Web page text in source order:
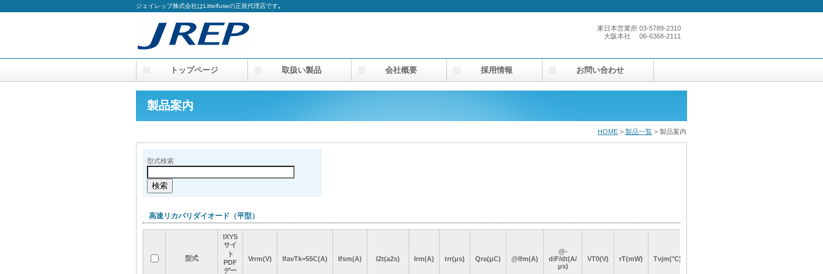
ジェイレップ株式会社はLittelfuseの正規代理店です｡
東日本営業所 03-5789-2310
大阪本社 06-6368-2111
製品案内
HOME> 製品一覧> 製品案内
型式検索
高速リカバリダイオード（平型）
型式
IXYS
サイ
ト
PDF
デー
Vrrm(V) IfavTk=55C(A) Ifsm(A) I2t(a2s) Irm(A) trr(μs) Qra(μC) @Ifm(A)
@-
diF/dt(A/
μs)
VT0(V) rT(mW) Tvjm(°C)
型式
IXYS
サイ
ト
PDF
デー
Vrrm(V) IfavTk=55C(A) Ifsm(A) I2t(a2s) Irm(A) trr(μs) Qra(μC) @Ifm(A)
@-
diF/dt(A/
μs)
VT0(V) rT(mW) Tvjm(°C)
型式
IXYS
サイ
ト
PDF
デー
Vrrm(V) IfavTk=55C(A) Ifsm(A) I2t(a2s) Irm(A) trr(μs) Qra(μC) @Ifm(A)
@-
diF/dt(A/
μs)
VT0(V) rT(mW) Tvjm(°C)
型式
IXYS
サイ
ト
PDF
デー
Vrrm(V) IfavTk=55C(A) Ifsm(A) I2t(a2s) Irm(A) trr(μs) Qra(μC) @Ifm(A)
@-
diF/dt(A/
μs)
VT0(V) rT(mW) Tvjm(°C)
トップページ 取扱い製品 会社概要 採用情報 お問い合わせ